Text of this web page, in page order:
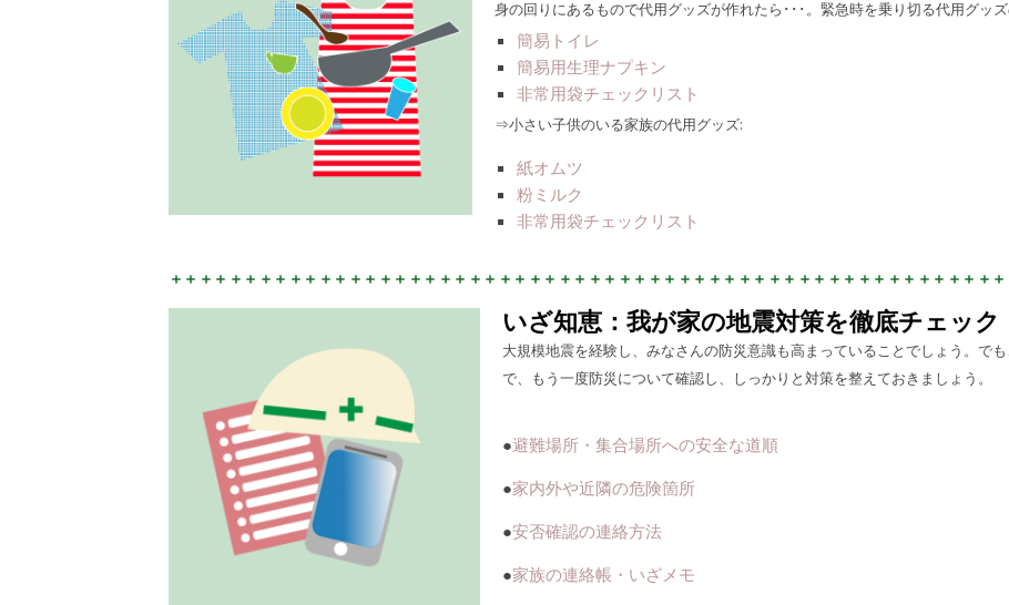
身の回りにあるもので代用グッズが作れたら･･･。緊急時を乗り切る代用グッズ
簡易トイレ
簡易用生理ナプキン
非常用袋チェックリスト
⇒小さい子供のいる家族の代用グッズ:
紙オムツ
粉ミルク
非常用袋チェックリスト
いざ知恵：我が家の地震対策を徹底チェッ
大規模地震を経験し、みなさんの防災意識も高まっていることでしょう。で
で、もう一度防災について確認し、しっかりと対策を整えておきましょう。
●避難場所・集合場所への安全な道順
●家内外や近隣の危険箇所
●安否確認の連絡方法
●家族の連絡帳・いざメモ